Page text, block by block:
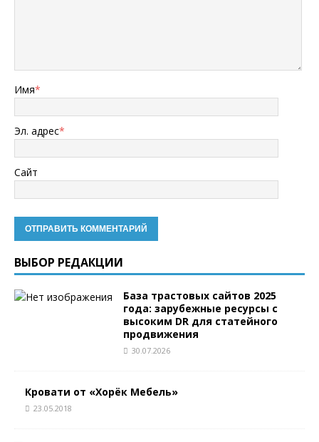
Имя*
Эл. адрес*
Сайт
ВЫБОР РЕДАКЦИИ
База трастовых сайтов 2025
года: зарубежные ресурсы с
высоким DR для статейного
продвижения
30.07.2026
Кровати от «Хорёк Мебель»
23.05.2018